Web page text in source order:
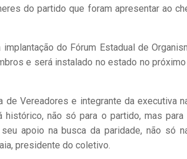
do partido que foram apresentar ao
do Fórum Estadual de
e será instalado no estado no
de Vereadores e integrante da executiva
não só para o partido, mas
apoio na busca da paridade, não só
presidente do coletivo.